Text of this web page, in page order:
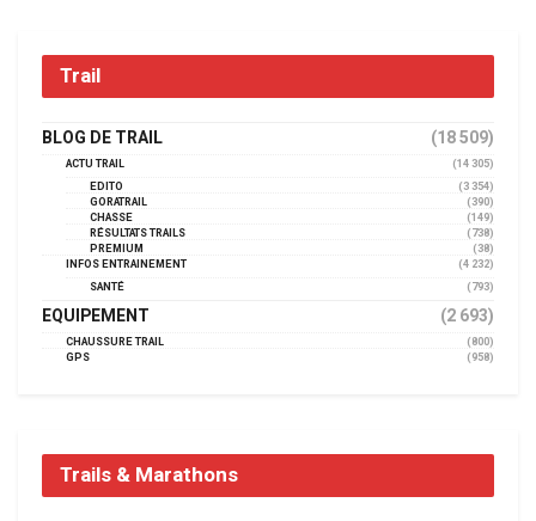
Trail
BLOG DE TRAIL (18 509)
ACTU TRAIL
(14 305)
EDITO
(3 354)
GORATRAIL
(390)
CHASSE
(149)
RÉSULTATS TRAILS
(738)
PREMIUM
(38)
INFOS ENTRAINEMENT
(4 232)
SANTÉ
(793)
EQUIPEMENT (2 693)
CHAUSSURE TRAIL
(800)
GPS
(958)
Trails & Marathons